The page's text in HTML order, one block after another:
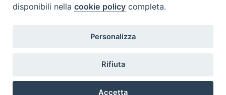
Contatti
Scrivi a: cnvf@chiesacattolica.it
disponibili nellacookie policy completa.
Personalizza
Rifiuta
Accetta